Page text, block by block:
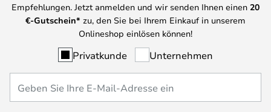
Empfehlungen. Jetzt anmelden und wir senden Ihnen einen 20
€-Gutschein* zu, den Sie bei Ihrem Einkauf in unserem
Onlineshop einlösen können!
Privatkunde Unternehmen